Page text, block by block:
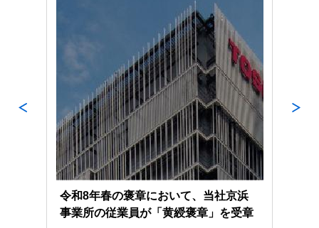
令和8年春の褒章において、当社京浜
事業所の従業員が「黄綬褒章」を受章